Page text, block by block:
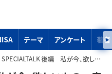
テーマ アンケート 著者
SPECIALTALK 後編 私が今、欲しいもの 森永康平さん×DAIBOUCHOUさん×ミニマリストゆみにゃんさん